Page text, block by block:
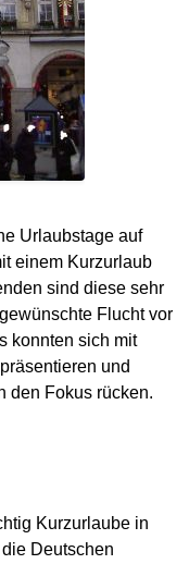
Urlaubstage auf
einem Kurzurlaub
sind diese sehr
Flucht vor
konnten sich mit
und
den Fokus rücken.
Kurzurlaube in
Deutschen